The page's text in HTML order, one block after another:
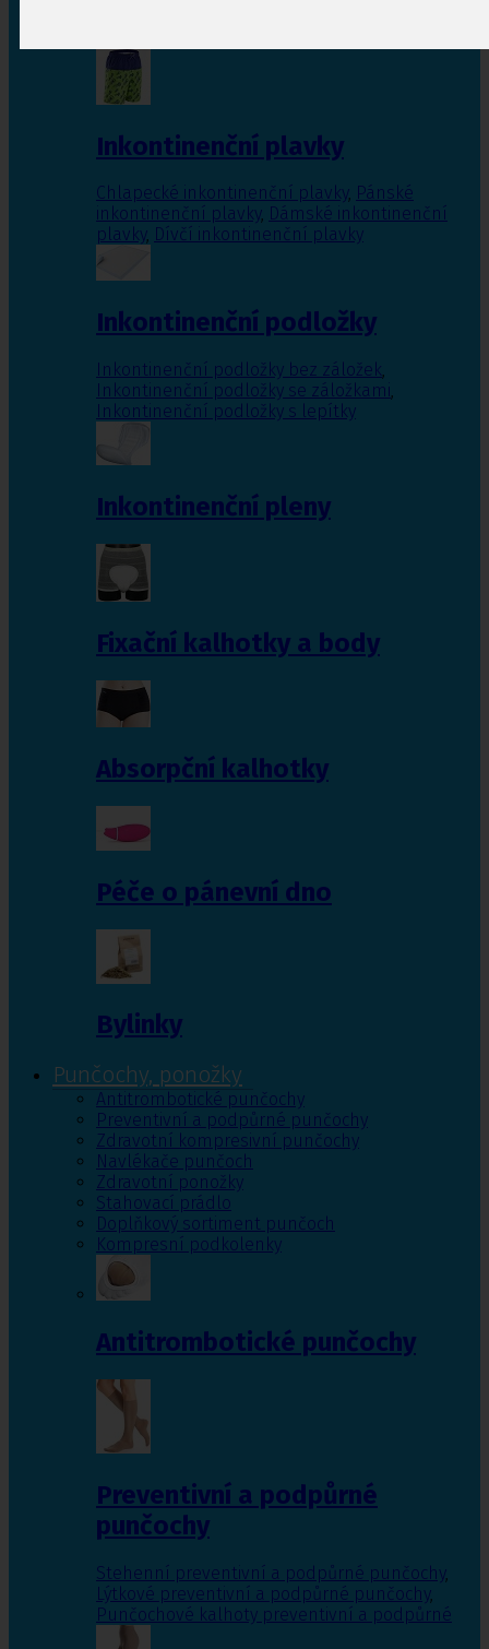
Inkontinenční plavky
Chlapecké inkontinenční plavky, Pánské
inkontinenční plavky, Dámské inkontinenční
plavky, Dívčí inkontinenční plavky
Inkontinenční podložky
Inkontinenční podložky bez záložek,
Inkontinenční podložky se záložkami,
Inkontinenční podložky s lepítky
Inkontinenční pleny
Fixační kalhotky a body
Absorpční kalhotky
Péče o pánevní dno
Bylinky
Punčochy, ponožky
Antitrombotické punčochy
Preventivní a podpůrné punčochy
Zdravotní kompresivní punčochy
Navlékače punčoch
Zdravotní ponožky
Stahovací prádlo
Doplňkový sortiment punčoch
Kompresní podkolenky
Antitrombotické punčochy
Preventivní a podpůrné
punčochy
Stehenní preventivní a podpůrné punčochy,
Lýtkové preventivní a podpůrné punčochy,
Punčochové kalhoty preventivní a podpůrné